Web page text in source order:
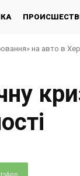
на авто в